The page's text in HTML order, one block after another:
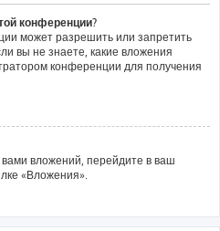
конференции?
может разрешить или запретить
вы не знаете, какие вложения
конференции для получения
вложений, перейдите в ваш
«Вложения».